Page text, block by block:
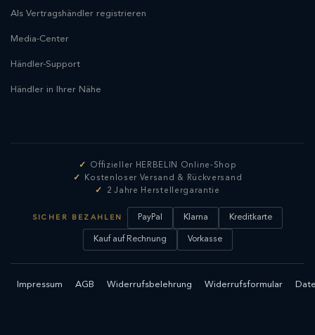
Als Vertragshändler registrieren
Media-Center
Händler-Support
Händler in Ihrer Nähe
Offizieller HERBELIN Online-Shop
Kostenloser Versand & Rückversand
2 Jahre Herstellergarantie
SICHER BEZAHLEN PayPal Klarna Kreditkarte
Kauf auf Rechnung Vorkasse
Impressum AGB Widerrufsbelehrung Widerrufsformular